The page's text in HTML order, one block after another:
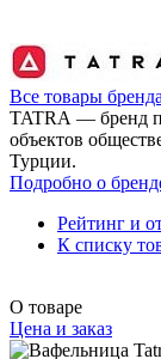
Все товары бренда
TATRA — бренд
объектов
Турции.
Подробно о
Рейтинг и
К списку
О товаре
Цена и заказ